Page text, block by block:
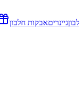
גיינריםאבקות חלבון